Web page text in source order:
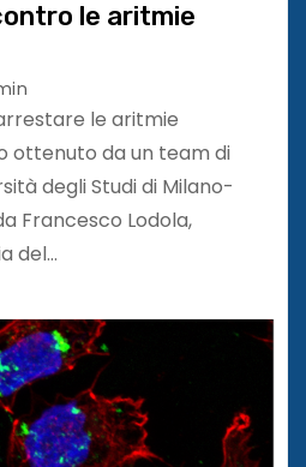
le aritmie
le aritmie
ottenuto da un team di
degli Studi di Milano-
Francesco Lodola,
del…